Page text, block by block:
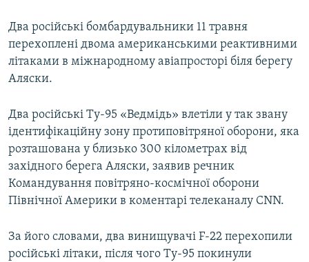
Усі сайти RFE/RL
Два російські бомбардувальники 11 травня
перехоплені двома американськими реактивними
літаками в міжнародному авіапросторі біля берегу
Аляски.
Два російські Ту-95 «Ведмідь» влетіли у так звану
ідентифікаційну зону протиповітряної оборони, яка
розташована у близько 300 кілометрах від
західного берега Аляски, заявив речник
Командування повітряно-космічної оборони
Північної Америки в коментарі телеканалу CNN.
За його словами, два винищувачі F-22 перехопили
російські літаки, після чого Ту-95 покинули